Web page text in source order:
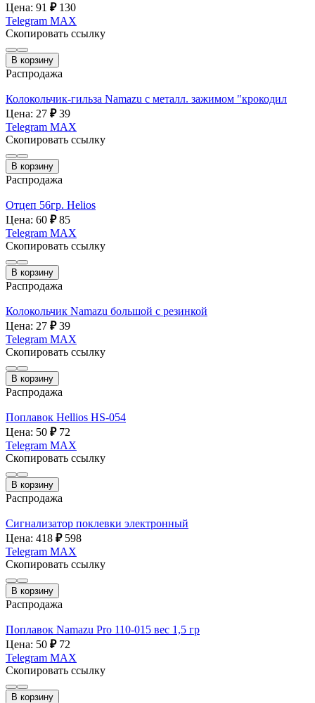
Цена: 91 ₽ 130
Telegram MAX
Скопировать ссылку
В корзину
Распродажа
Колокольчик-гильза Namazu с металл. зажимом "крокодил
Цена: 27 ₽ 39
Telegram MAX
Скопировать ссылку
В корзину
Распродажа
Отцеп 56гр. Helios
Цена: 60 ₽ 85
Telegram MAX
Скопировать ссылку
В корзину
Распродажа
Колокольчик Namazu большой с резинкой
Цена: 27 ₽ 39
Telegram MAX
Скопировать ссылку
В корзину
Распродажа
Поплавок Hellios HS-054
Цена: 50 ₽ 72
Telegram MAX
Скопировать ссылку
В корзину
Распродажа
Сигнализатор поклевки электронный
Цена: 418 ₽ 598
Telegram MAX
Скопировать ссылку
В корзину
Распродажа
Поплавок Namazu Pro 110-015 вес 1,5 гр
Цена: 50 ₽ 72
Telegram MAX
Скопировать ссылку
В корзину